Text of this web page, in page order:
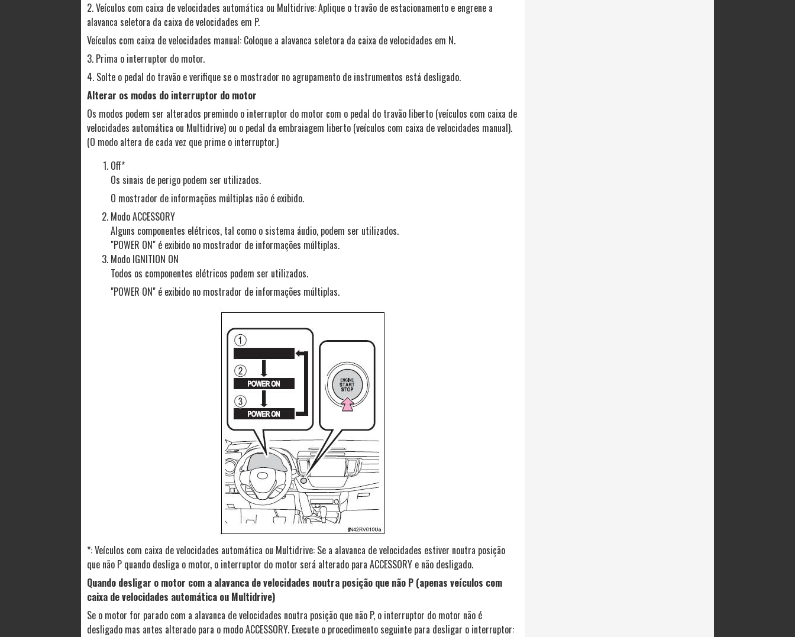
2. Veículos com caixa de velocidades automática ou Multidrive: Aplique o travão de estacionamento e engrene a
alavanca seletora da caixa de velocidades em P.
Veículos com caixa de velocidades manual: Coloque a alavanca seletora da caixa de velocidades em N.
3. Prima o interruptor do motor.
4. Solte o pedal do travão e verifique se o mostrador no agrupamento de instrumentos está desligado.
Alterar os modos do interruptor do motor
Os modos podem ser alterados premindo o interruptor do motor com o pedal do travão liberto (veículos com caixa de
velocidades automática ou Multidrive) ou o pedal da embraiagem liberto (veículos com caixa de velocidades manual).
(O modo altera de cada vez que prime o interruptor.)
Off*
Os sinais de perigo podem ser utilizados.
O mostrador de informações múltiplas não é exibido.
Modo ACCESSORY
Alguns componentes elétricos, tal como o sistema áudio, podem ser utilizados.
"POWER ON" é exibido no mostrador de informações múltiplas.
Modo IGNITION ON
Todos os componentes elétricos podem ser utilizados.
"POWER ON" é exibido no mostrador de informações múltiplas.
*: Veículos com caixa de velocidades automática ou Multidrive: Se a alavanca de velocidades estiver noutra posição
que não P quando desliga o motor, o interruptor do motor será alterado para ACCESSORY e não desligado.
Quando desligar o motor com a alavanca de velocidades noutra posição que não P (apenas veículos com
caixa de velocidades automática ou Multidrive)
Se o motor for parado com a alavanca de velocidades noutra posição que não P, o interruptor do motor não é
desligado mas antes alterado para o modo ACCESSORY. Execute o procedimento seguinte para desligar o interruptor: